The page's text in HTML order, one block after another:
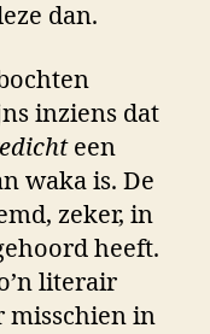
dan.
inziens dat
een
waka is. De
zeker, in
heeft.
literair
misschien in